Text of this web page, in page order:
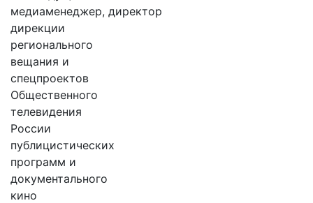
медиаменеджер, директор
дирекции
регионального
вещания и
спецпроектов
Общественного
телевидения
России
публицистических
программ и
документального
кино